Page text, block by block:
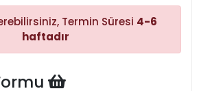
Termin Süresi 4-6
haftadır